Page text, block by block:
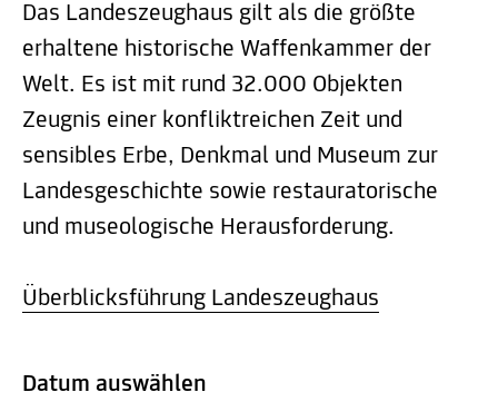
Das Landeszeughaus gilt als die größte
erhaltene historische Waffenkammer der
Welt. Es ist mit rund 32.000 Objekten
Zeugnis einer konfliktreichen Zeit und
sensibles Erbe, Denkmal und Museum zur
Landesgeschichte sowie restauratorische
und museologische Herausforderung.
Überblicksführung Landeszeughaus
Datum auswählen